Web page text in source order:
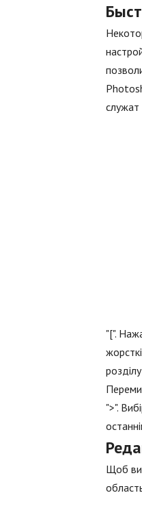
служат
"[".
">".
Щоб